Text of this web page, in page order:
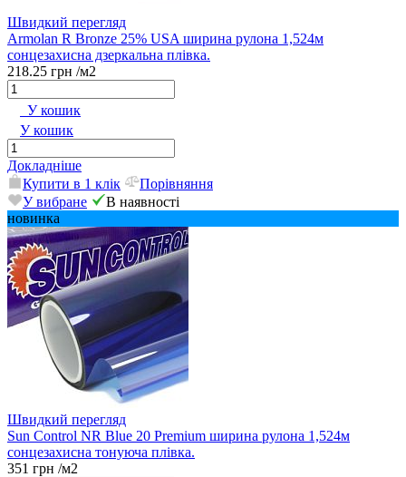
Швидкий перегляд
Armolan R Bronze 25% USA ширина рулона 1,524м
сонцезахисна дзеркальна плівка.
218.25 грн /м2
У кошик
У кошик
Докладніше
Купити в 1 клік
Порівняння
У вибране
В наявності
новинка
Швидкий перегляд
Sun Control NR Blue 20 Premium ширина рулона 1,524м
сонцезахисна тонуюча плівка.
351 грн /м2